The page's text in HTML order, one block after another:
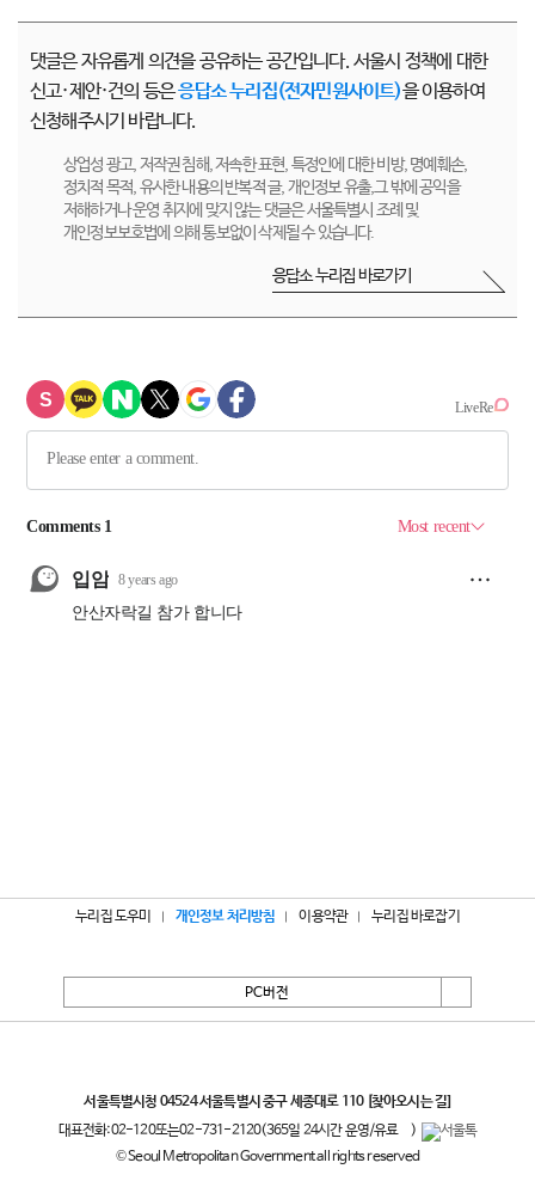
댓글은 자유롭게 의견을 공유하는 공간입니다. 서울시 정책에 대한
신고·제안·건의 등은응답소 누리집(전자민원사이트)을 이용하여
신청해주시기 바랍니다.
상업성 광고, 저작권 침해, 저속한 표현, 특정인에 대한 비방, 명예훼손,
정치적 목적, 유사한 내용의 반복적 글, 개인정보 유출,그 밖에 공익을
저해하거나 운영 취지에 맞지 않는 댓글은 서울특별시 조례 및
개인정보보호법에 의해 통보없이 삭제될 수 있습니다.
응답소 누리집 바로가기
누리집 도우미 개인정보 처리방침 이용약관 누리집 바로잡기
PC버전
서울특별시청 04524 서울특별시 중구 세종대로 110 [찾아오시는 길]
대표전화:02-120또는02-731-2120(365일 24시간 운영/유료
)
© Seoul Metropolitan Government all rights reserved